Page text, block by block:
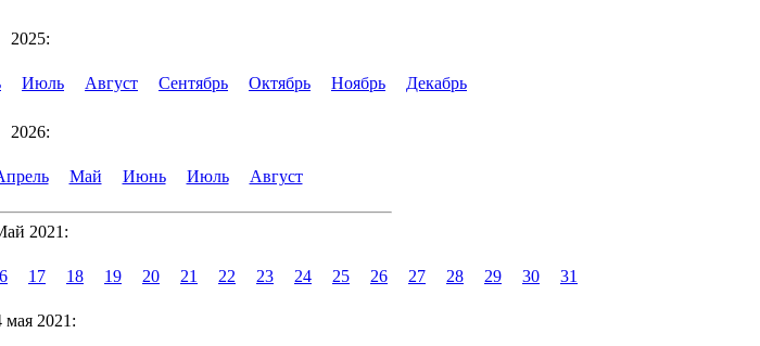
2025:
Июль Август Сентябрь Октябрь Ноябрь Декабрь
2026:
Май Июнь Июль Август
2021:
17 18 19 20 21 22 23 24 25 26 27 28 29 30 31
мая 2021: